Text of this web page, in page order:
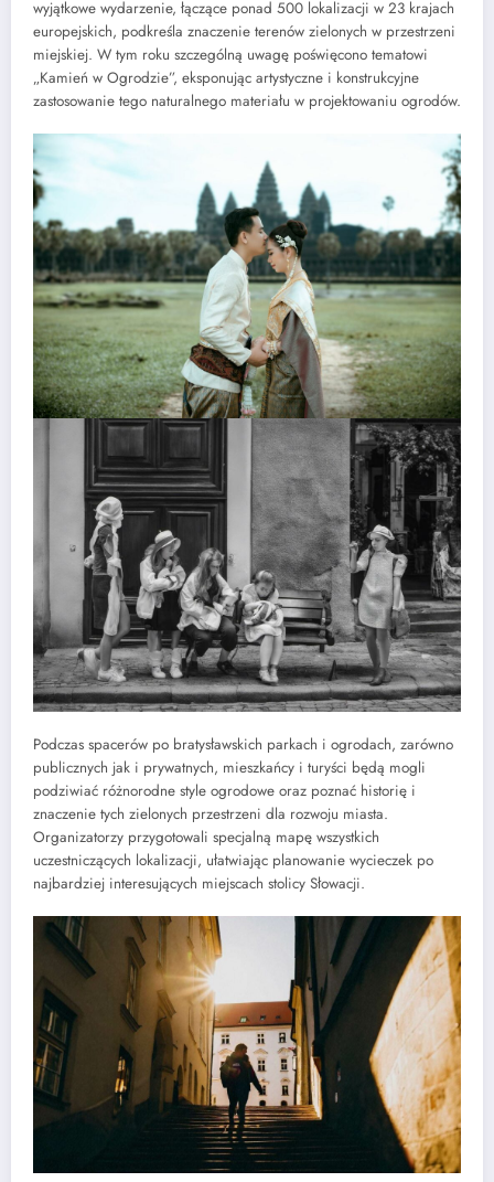
wyjątkowe wydarzenie, łączące ponad 500 lokalizacji w 23 krajach
europejskich, podkreśla znaczenie terenów zielonych w przestrzeni
miejskiej. W tym roku szczególną uwagę poświęcono tematowi
„Kamień w Ogrodzie”, eksponując artystyczne i konstrukcyjne
zastosowanie tego naturalnego materiału w projektowaniu ogrodów.
Podczas spacerów po bratysławskich parkach i ogrodach, zarówno
publicznych jak i prywatnych, mieszkańcy i turyści będą mogli
podziwiać różnorodne style ogrodowe oraz poznać historię i
znaczenie tych zielonych przestrzeni dla rozwoju miasta.
Organizatorzy przygotowali specjalną mapę wszystkich
uczestniczących lokalizacji, ułatwiając planowanie wycieczek po
najbardziej interesujących miejscach stolicy Słowacji.